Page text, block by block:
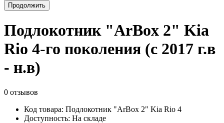
Продолжить
Подлокотник "ArBox 2" Kia
Rio 4-го поколения (с 2017 г.в
- н.в)
0 отзывов
Код товара: Подлокотник "ArBox 2" Kia Rio 4
Доступность: На складе